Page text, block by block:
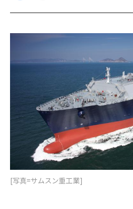
c
b
i
t
[写真=サムスン重工業]